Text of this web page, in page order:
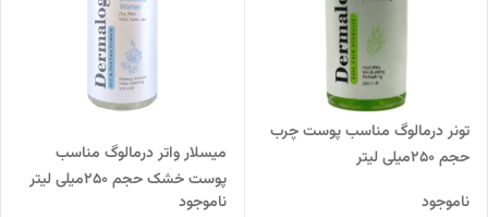
تونر درمالوگ مناسب پوست چرب
حجم 250میلی لیتر
ناموجود
میسلار واتر درمالوگ مناسب
پوست خشک حجم 250میلی لیتر
ناموجود